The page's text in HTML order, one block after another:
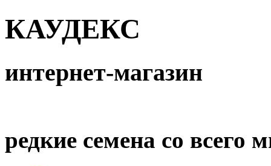
КАУДЕКС
интернет-магазин
редкие семена со всего